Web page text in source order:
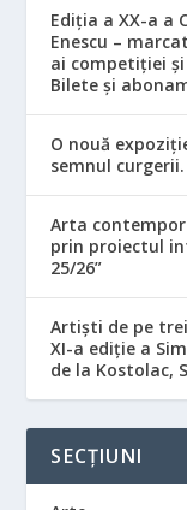
Ediția a XX-a a
Enescu –
ai competiției
Bilete și
O nouă
semnul
Arta
prin proiectul
25/26”
Artiști de pe
XI-a ediție a
de la Kostolac,
SECȚIUNI